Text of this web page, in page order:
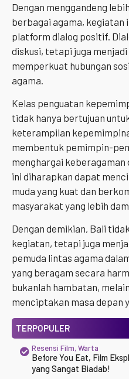
Dengan menggandeng
berbagai agama,
platform dialog positif.
diskusi, tetapi juga
memperkuat hubungan
agama.
Kelas penguatan
tidak hanya bertujuan
keterampilan
membentuk pemimpin-
menghargai
ini diharapkan dapat
muda yang kuat dan
masyarakat yang lebih
Dengan demikian, Bali
kegiatan, tetapi juga
pemuda lintas agama
yang beragam secara
bukanlah hambatan,
menciptakan masa depan
TERPOPULER
Resensi Film,Warta
Before You Eat, Film
yang Sangat Biadab!